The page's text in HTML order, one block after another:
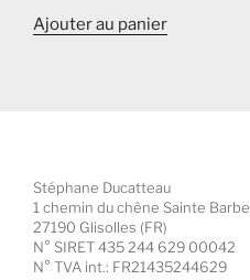
Ajouter au panier
Stéphane Ducatteau
1 chemin du chêne Sainte Barbe
27190 Glisolles (FR)
N° SIRET 435 244 629 00042
N° TVA int.: FR21435244629